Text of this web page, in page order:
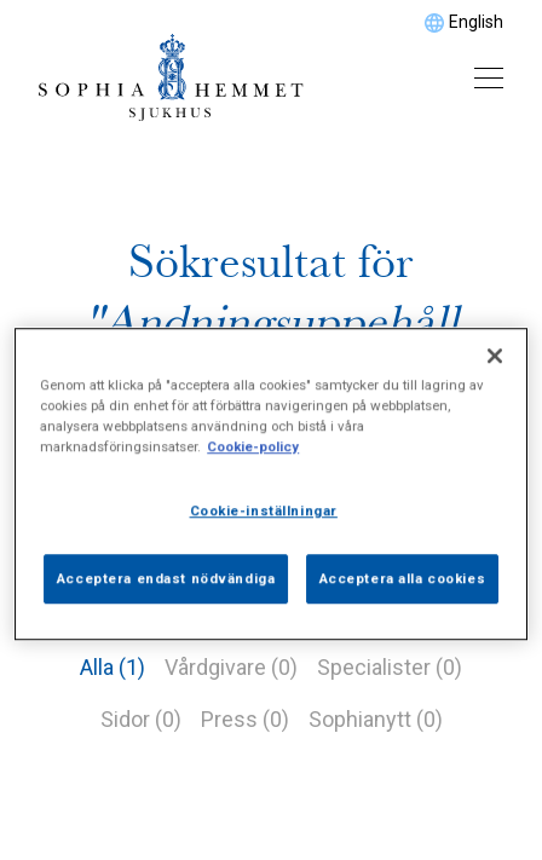
English
Sökresultat för
"Andningsuppehåll
under sömn"
Alla (1) Vårdgivare (0) Specialister (0)
Sidor (0) Press (0) Sophianytt (0)
Genom att klicka på "acceptera alla cookies" samtycker du till lagring av
cookies på din enhet för att förbättra navigeringen på webbplatsen,
analysera webbplatsens användning och bistå i våra
marknadsföringsinsatser. Cookie-policy
Cookie-inställningar
Acceptera endast nödvändiga Acceptera alla cookies